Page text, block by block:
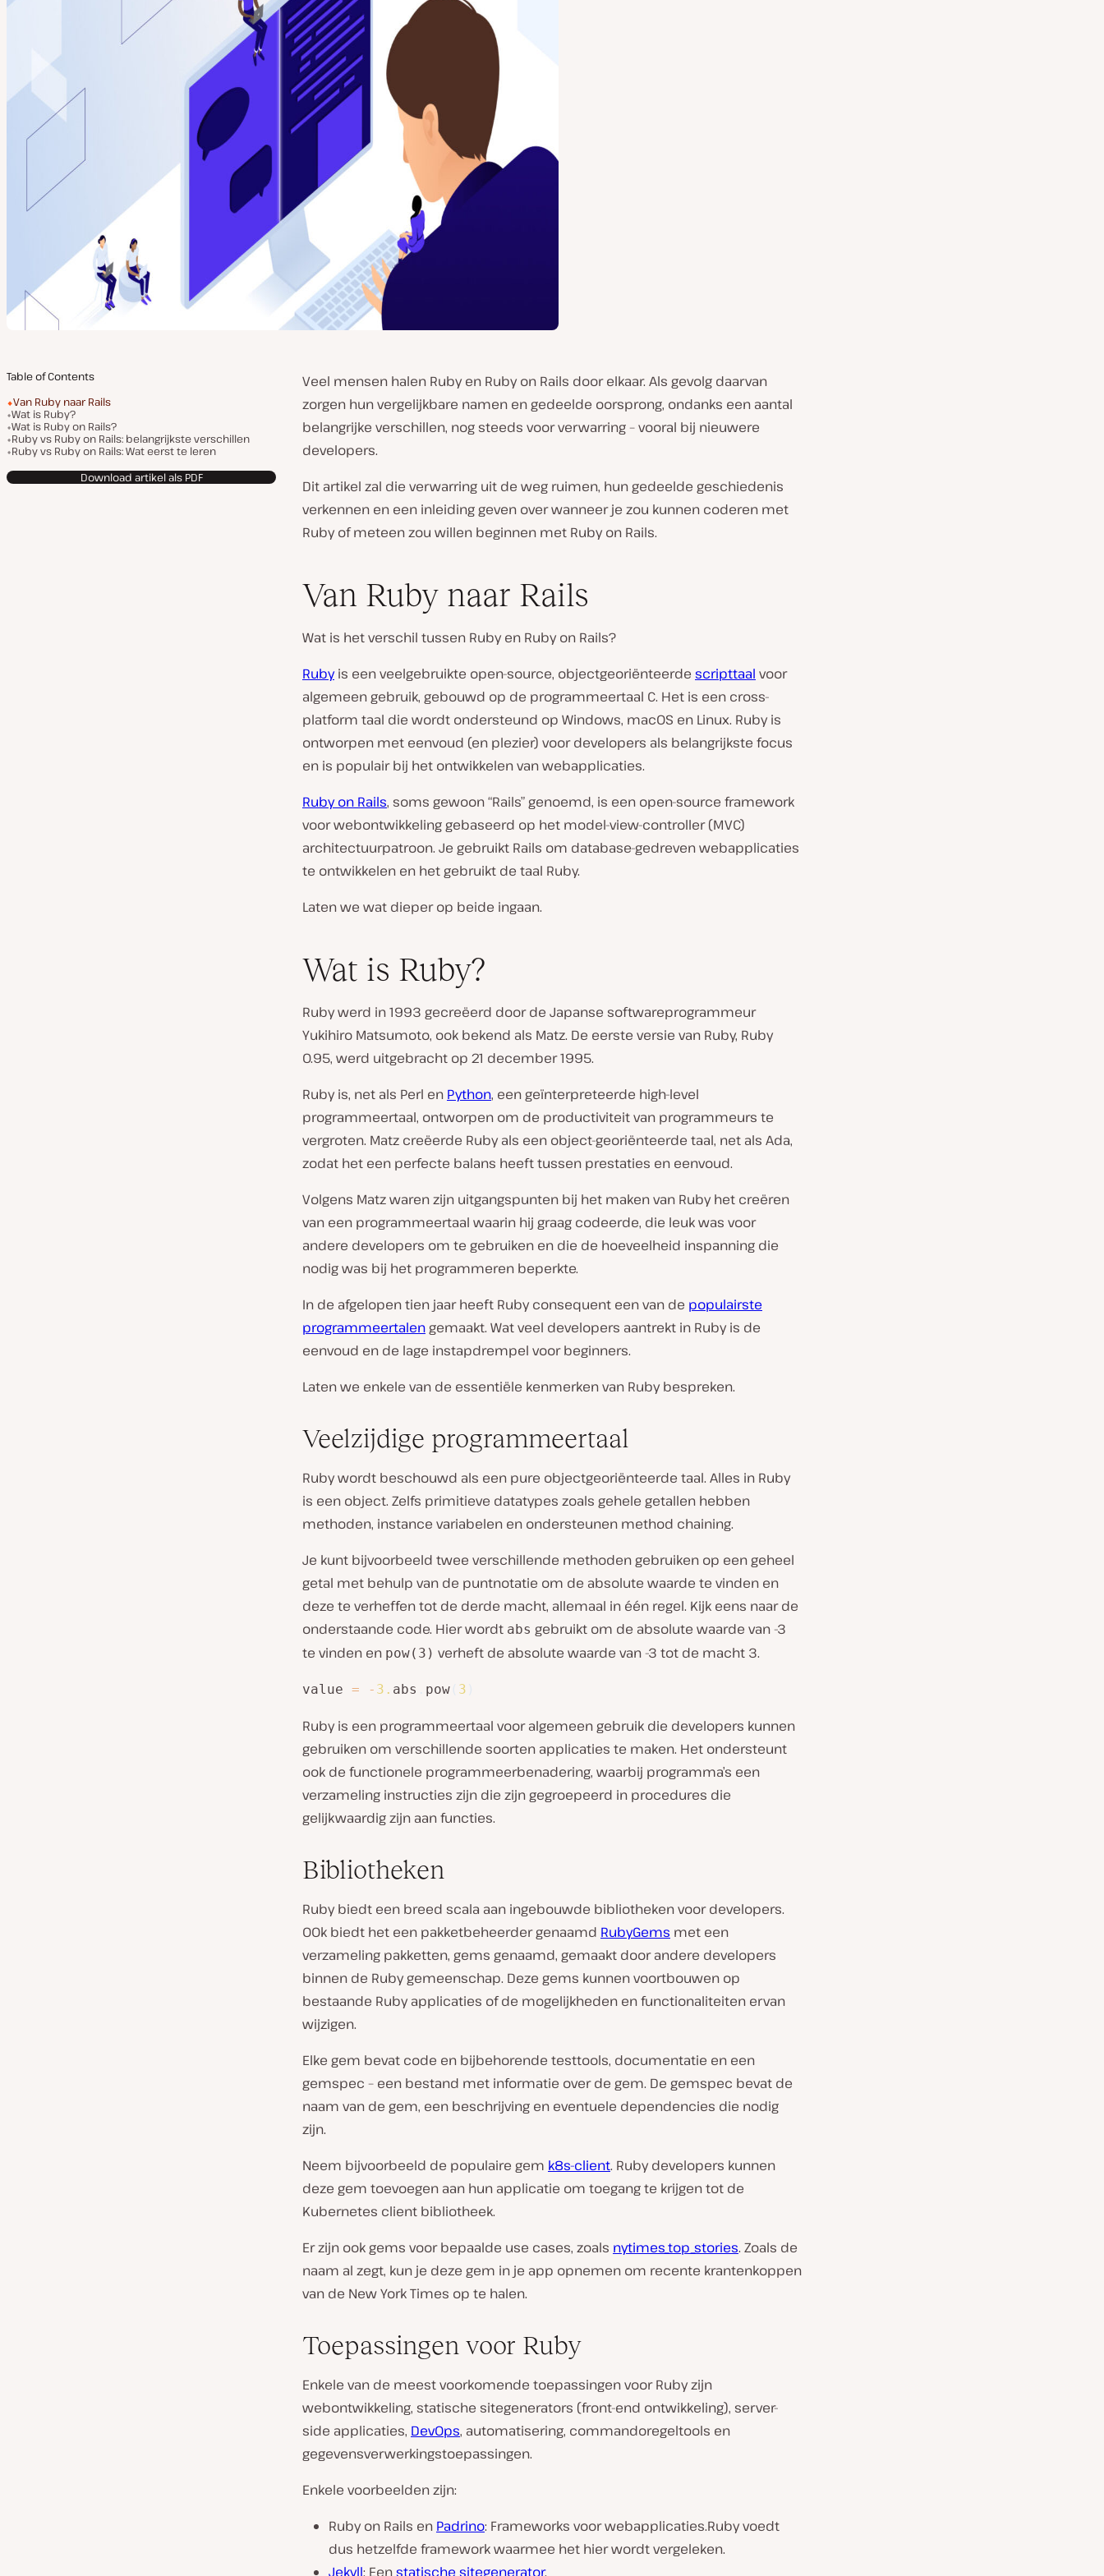
Table of Contents
Van Ruby naar Rails
Wat is Ruby?
Wat is Ruby on Rails?
Ruby vs Ruby on Rails: belangrijkste verschillen
Ruby vs Ruby on Rails: Wat eerst te leren
Download artikel als PDF
Veel mensen halen Ruby en Ruby on Rails door elkaar. Als gevolg daarvan
zorgen hun vergelijkbare namen en gedeelde oorsprong, ondanks een aantal
belangrijke verschillen, nog steeds voor verwarring – vooral bij nieuwere
developers.
Dit artikel zal die verwarring uit de weg ruimen, hun gedeelde geschiedenis
verkennen en een inleiding geven over wanneer je zou kunnen coderen met
Ruby of meteen zou willen beginnen met Ruby on Rails.
Van Ruby naar Rails
Wat is het verschil tussen Ruby en Ruby on Rails?
Rubyis een veelgebruikte open-source, objectgeoriënteerde scripttaal voor
algemeen gebruik, gebouwd op de programmeertaal C. Het is een cross-
platform taal die wordt ondersteund op Windows, macOS en Linux. Ruby is
ontworpen met eenvoud (en plezier) voor developers als belangrijkste focus
en is populair bij het ontwikkelen van webapplicaties.
Ruby on Rails, soms gewoon “Rails” genoemd, is een open-source framework
voor webontwikkeling gebaseerd op het model-view-controller (MVC)
architectuurpatroon. Je gebruikt Rails om database-gedreven webapplicaties
te ontwikkelen en het gebruikt de taal Ruby.
Laten we wat dieper op beide ingaan.
Wat is Ruby?
Ruby werd in 1993 gecreëerd door de Japanse softwareprogrammeur
Yukihiro Matsumoto, ook bekend als Matz. De eerste versie van Ruby, Ruby
0.95, werd uitgebracht op 21 december 1995.
Ruby is, net als Perl en Python, een geïnterpreteerde high-level
programmeertaal, ontworpen om de productiviteit van programmeurs te
vergroten. Matz creëerde Ruby als een object-georiënteerde taal, net als Ada,
zodat het een perfecte balans heeft tussen prestaties en eenvoud.
Volgens Matz waren zijn uitgangspunten bij het maken van Ruby het creëren
van een programmeertaal waarin hij graag codeerde, die leuk was voor
andere developers om te gebruiken en die de hoeveelheid inspanning die
nodig was bij het programmeren beperkte.
In de afgelopen tien jaar heeft Ruby consequent een van de populairste
programmeertalen gemaakt. Wat veel developers aantrekt in Ruby is de
eenvoud en de lage instapdrempel voor beginners.
Laten we enkele van de essentiële kenmerken van Ruby bespreken.
Veelzijdige programmeertaal
Ruby wordt beschouwd als een pure objectgeoriënteerde taal. Alles in Ruby
is een object. Zelfs primitieve datatypes zoals gehele getallen hebben
methoden, instance variabelen en ondersteunen method chaining.
Je kunt bijvoorbeeld twee verschillende methoden gebruiken op een geheel
getal met behulp van de puntnotatie om de absolute waarde te vinden en
deze te verheffen tot de derde macht, allemaal in één regel. Kijk eens naar de
onderstaande code. Hier wordt abs gebruikt om de absolute waarde van -3
te vinden en pow(3) verheft de absolute waarde van -3 tot de macht 3.
value = - 3. abs pow 3
Ruby is een programmeertaal voor algemeen gebruik die developers kunnen
gebruiken om verschillende soorten applicaties te maken. Het ondersteunt
ook de functionele programmeerbenadering, waarbij programma’s een
verzameling instructies zijn die zijn gegroepeerd in procedures die
gelijkwaardig zijn aan functies.
Bibliotheken
Ruby biedt een breed scala aan ingebouwde bibliotheken voor developers.
OOk biedt het een pakketbeheerder genaamd RubyGems met een
verzameling pakketten, gems genaamd, gemaakt door andere developers
binnen de Ruby gemeenschap. Deze gems kunnen voortbouwen op
bestaande Ruby applicaties of de mogelijkheden en functionaliteiten ervan
wijzigen.
Elke gem bevat code en bijbehorende testtools, documentatie en een
gemspec – een bestand met informatie over de gem. De gemspec bevat de
naam van de gem, een beschrijving en eventuele dependencies die nodig
zijn.
Neem bijvoorbeeld de populaire gem k8s-client. Ruby developers kunnen
deze gem toevoegen aan hun applicatie om toegang te krijgen tot de
Kubernetes client bibliotheek.
Er zijn ook gems voor bepaalde use cases, zoals nytimes_top_stories. Zoals de
naam al zegt, kun je deze gem in je app opnemen om recente krantenkoppen
van de New York Times op te halen.
Toepassingen voor Ruby
Enkele van de meest voorkomende toepassingen voor Ruby zijn
webontwikkeling, statische sitegenerators (front-end ontwikkeling), server-
side applicaties, DevOps, automatisering, commandoregeltools en
gegevensverwerkingstoepassingen.
Enkele voorbeelden zijn:
Ruby on Rails en Padrino: Frameworks voor webapplicaties.Ruby voedt
dus hetzelfde framework waarmee het hier wordt vergeleken.
Jekyll: Eenstatische sitegenerator.